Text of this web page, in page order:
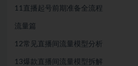
11直播起号前期准备全流程
流量篇
12常见直播间流量模型分析
13爆款直播间流量模型拆解